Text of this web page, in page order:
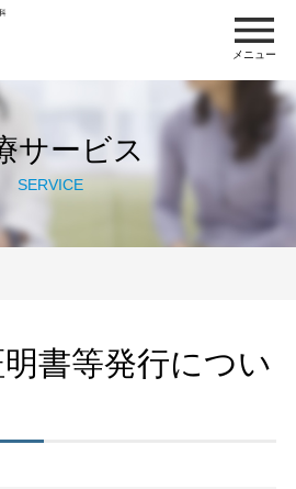
メニュー
サービス
SERVICE
書等発行につい